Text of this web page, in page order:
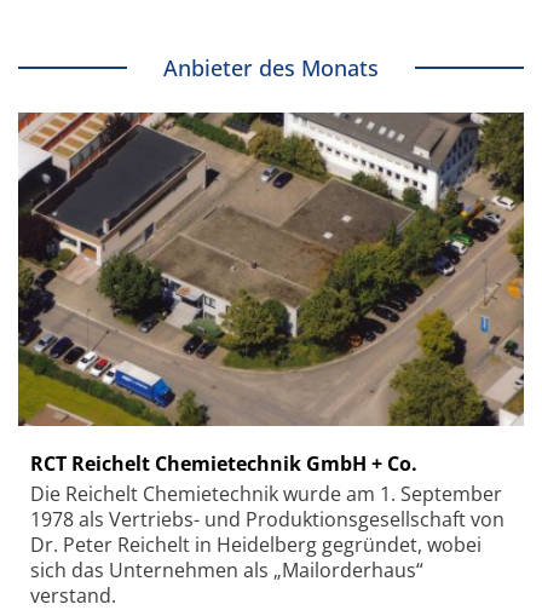
Anbieter des Monats
RCT Reichelt Chemietechnik GmbH + Co.
Die Reichelt Chemietechnik wurde am 1. September
1978 als Vertriebs- und Produktionsgesellschaft von
Dr. Peter Reichelt in Heidelberg gegründet, wobei
sich das Unternehmen als „Mailorderhaus“
verstand.